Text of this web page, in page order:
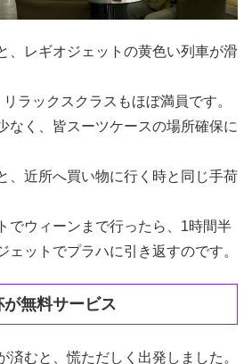
、レギオジェットの黄色い列車が滑
ラックスクラスもほぼ満員です。
なく、皆スーツケースの場所確保に
、近所へ買い物に行く時と同じ手荷
でウィーンまで行ったら、1時間半
ェットでプラハに引き返すのです。
無料サービス
済むと、慌ただしく出発しました。